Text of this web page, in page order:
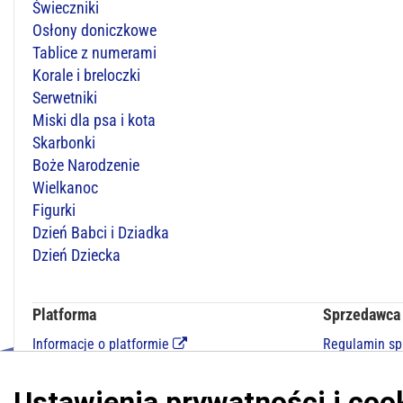
Świeczniki
Osłony doniczkowe
Tablice z numerami
Korale i breloczki
Serwetniki
Miski dla psa i kota
Skarbonki
Boże Narodzenie
Wielkanoc
Figurki
Dzień Babci i Dziadka
Dzień Dziecka
Platforma
Informacje o platformie
Polityka prywatności platformy
Sprzedawca
Regulamin
Kontakt